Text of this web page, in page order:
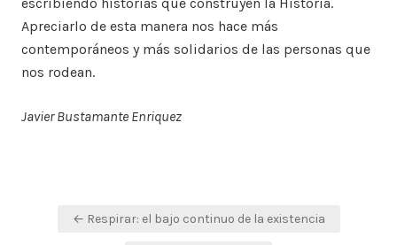
Apreciarlo de esta manera nos hace más
contemporáneos y más solidarios de las personas que
nos rodean.
Javier Bustamante Enriquez
Navegación
← Respirar: el bajo continuo de la existencia